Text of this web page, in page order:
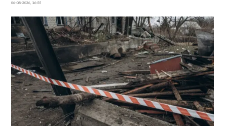
06-08-2026, 16:55